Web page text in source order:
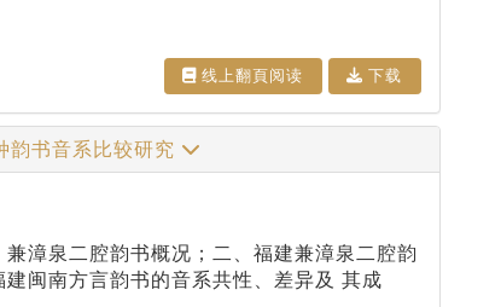
线上翻⾴阅读 下载
韵书音系比较研究
漳泉二腔韵书概况；二、福建兼漳泉二腔韵
闽南方言韵书的音系共性、差异及 其成